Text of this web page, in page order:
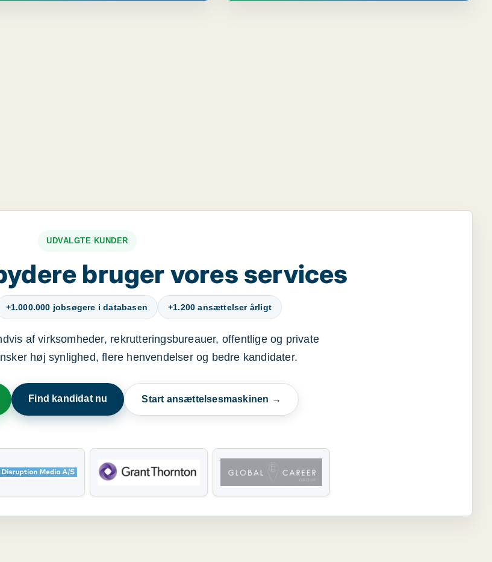
UDVALGTE KUNDER
bruger vores services
+1.000.000 jobsøgere i databasen +1.200 ansættelser årligt
af virksomheder, rekrutteringsbureauer, offentlige og private
høj synlighed, flere henvendelser og bedre kandidater.
Find kandidat nu Start ansættelsesmaskinen →